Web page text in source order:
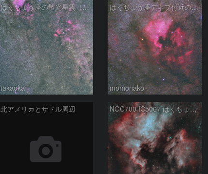
はくちょう座の散光星雲（１００ｍｍ）
takaoka
はくちょう座デネブ付近の空域 260720
momonako
北アメリカとサドル周辺 NGC700 IC5067 はくちょう座